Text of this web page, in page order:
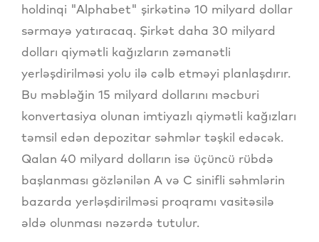
holdinqi "Alphabet" şirkətinə 10 milyard dollar
sərmayə yatıracaq. Şirkət daha 30 milyard
dolları qiymətli kağızların zəmanətli
yerləşdirilməsi yolu ilə cəlb etməyi planlaşdırır.
Bu məbləğin 15 milyard dollarını məcburi
konvertasiya olunan imtiyazlı qiymətli kağızları
təmsil edən depozitar səhmlər təşkil edəcək.
Qalan 40 milyard dolların isə üçüncü rübdə
başlanması gözlənilən A və C sinifli səhmlərin
bazarda yerləşdirilməsi proqramı vasitəsilə
əldə olunması nəzərdə tutulur.